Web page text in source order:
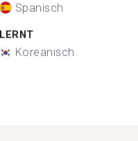
Spanisch
LERNT
Koreanisch